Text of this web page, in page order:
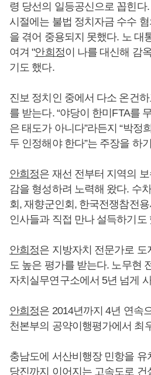
령 당선의 일등공신으로 꼽힌다
시절에는 불법 정치자금 수수
을 겪어 중용되지 못했다. 노 대
여겨 "안희정이 나를 대신해 감
기도 했다.
진보 정치인 중에서 다소 온건
를 받는다. “야당이 한미FTA를
은 태도가 아니다”라든지 “박정
두 인정해야 한다”는 주장을 하
안희정은 재선 전부터 지역의
감을 형성하려 노력해 왔다. 수
회, 재향군인회, 한국전쟁참전
인사들과 직접 만나 설득하기도
안희정은 지방자치 전문가로 도
도 높은 평가를 받는다. 노무현
자치실무연구소에서 5년 넘게
안희정은 2014년까지 4년 연속
천본부의 공약이행평가에서 최
충남도에 서산비행장 민항을 유
당진까지 이어지는 고속도로